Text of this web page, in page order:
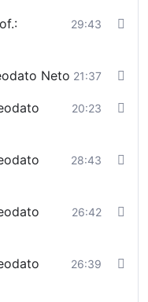
29:43
Neto 21:37
20:23
28:43
26:42
26:39